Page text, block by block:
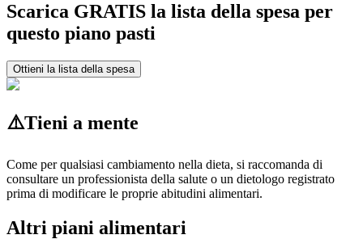
Scarica GRATIS la lista della spesa per
questo piano pasti
Ottieni la lista della spesa
⚠️Tieni a mente
Come per qualsiasi cambiamento nella dieta, si raccomanda di
consultare un professionista della salute o un dietologo registrato
prima di modificare le proprie abitudini alimentari.
Altri piani alimentari